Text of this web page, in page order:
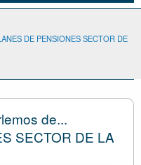
DE PENSIONES SECTOR DE
de...
SECTOR DE LA